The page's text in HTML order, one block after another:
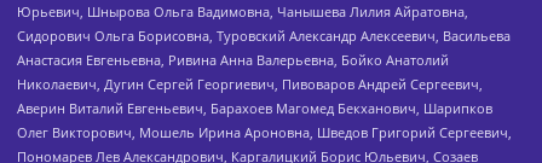
Юрьевич, Шнырова Ольга Вадимовна, Чанышева Лилия Айратовна,
Сидорович Ольга Борисовна, Туровский Александр Алексеевич, Васильева
Анастасия Евгеньевна, Ривина Анна Валерьевна, Бойко Анатолий
Николаевич, Дугин Сергей Георгиевич, Пивоваров Андрей Сергеевич,
Аверин Виталий Евгеньевич, Барахоев Магомед Бекханович, Шарипков
Олег Викторович, Мошель Ирина Ароновна, Шведов Григорий Сергеевич,
Пономарев Лев Александрович, Каргалицкий Борис Юльевич, Созаев